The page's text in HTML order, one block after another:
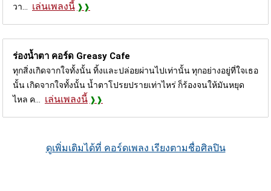
วา...
เล่นเพลงนี้
ร่องน้ำตา คอร์ด Greasy Cafe
ทุกสิ่งเกิดจากใจทั้งนั้น ทิ้งและปล่อยผ่านไปเท่านั้น ทุกอย่างอยู่ที่ใจเธอ
นั้น เกิดจากใจทั้งนั้น น้ำตาโปรยปรายเท่าไหร่ ก็ร้องจนให้มันหยุด
ไหล ค...
เล่นเพลงนี้
ดูเพิ่มเติมได้ที่ คอร์ดเพลง เรียงตามชื่อศิลปิน